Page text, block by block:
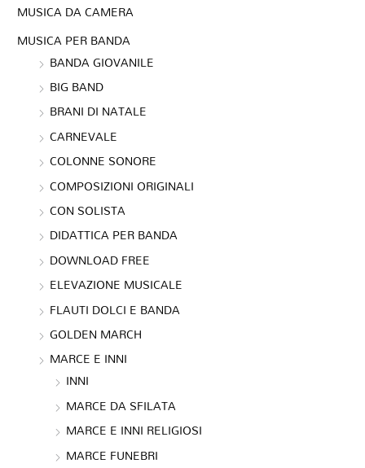
MUSICA DA CAMERA
MUSICA PER BANDA
BANDA GIOVANILE
BIG BAND
BRANI DI NATALE
CARNEVALE
COLONNE SONORE
COMPOSIZIONI ORIGINALI
CON SOLISTA
DIDATTICA PER BANDA
DOWNLOAD FREE
ELEVAZIONE MUSICALE
FLAUTI DOLCI E BANDA
GOLDEN MARCH
MARCE E INNI
INNI
MARCE DA SFILATA
MARCE E INNI RELIGIOSI
MARCE FUNEBRI